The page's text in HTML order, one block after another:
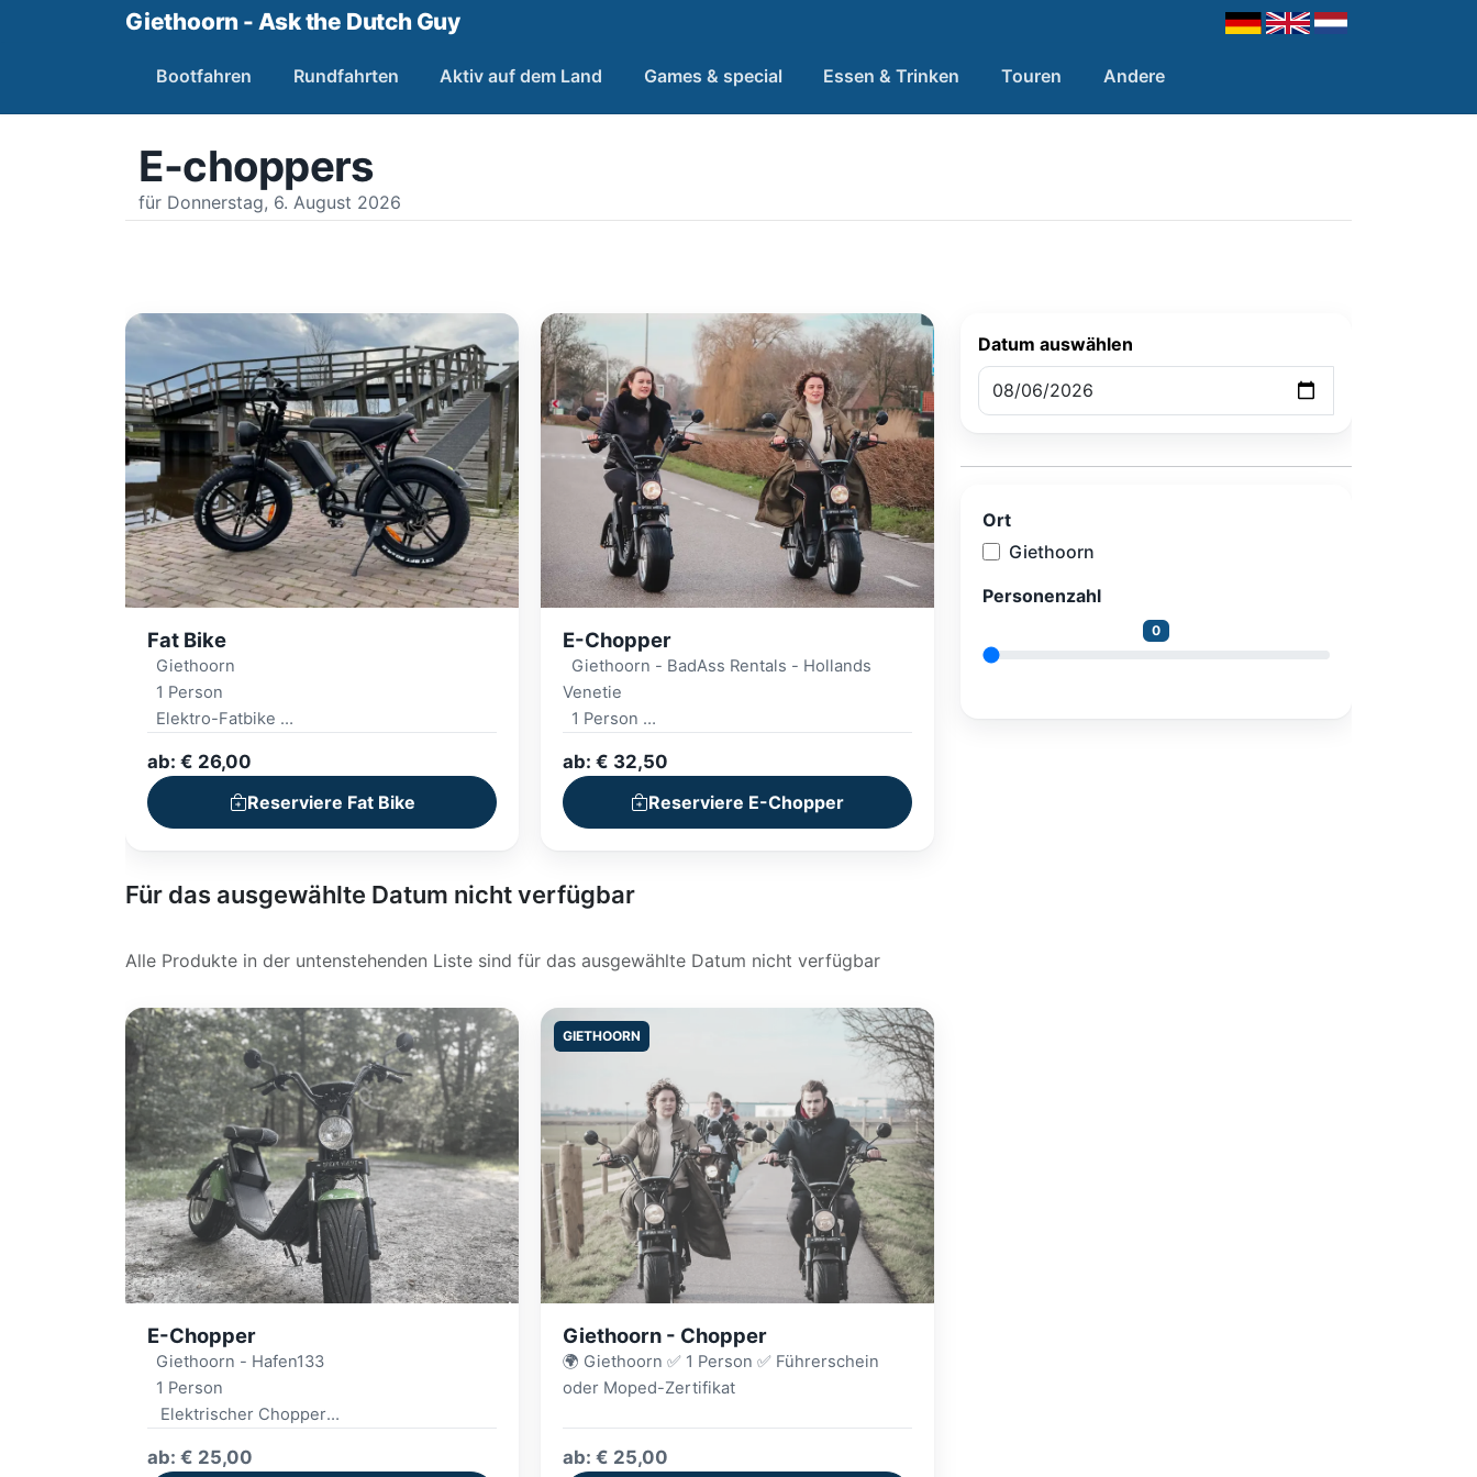
Giethoorn - Ask the Dutch Guy
Bootfahren Rundfahrten Aktiv auf dem Land Games & special Essen & Trinken Touren Andere
E-choppers
für Donnerstag, 6. August 2026
Fat Bike
Giethoorn
1 Person
Elektro-Fatbike
ab: € 26,00
Reserviere Fat Bike
E-Chopper
Giethoorn - BadAss Rentals - Hollands
Venetie
1 Person
Inklusive Helm
Digitale Route oder Karte
ab: € 32,50
Reserviere E-Chopper
Für das ausgewählte Datum nicht verfügbar
Alle Produkte in der untenstehenden Liste sind für das ausgewählte Datum nicht verfügbar
E-Chopper
Giethoorn - Hafen133
1 Person
Elektrischer Chopper
Digitale Route oder Karte
ab: € 25,00
GIETHOORN
Giethoorn - Chopper
🌍 Giethoorn ✅ 1 Person ✅ Führerschein
oder Moped-Zertifikat
ab: € 25,00
Datum auswählen
Ort
Giethoorn
Personenzahl
0